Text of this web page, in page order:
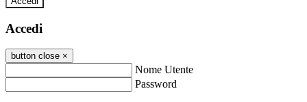
Accedi
button close ×
Nome Utente
Password